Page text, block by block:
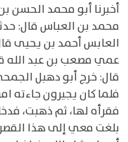
أخبرنا أبو محمد الحسن
محمد بن العباس قال:
العابس أحمد بن يحيى
عمي مصعب بن عبد الله
قال: خرج أبو دهبل
فلما كان يجيرون جاءته
فقرأه لها، ثم ذهبت،
بلغت معي إلى هذا